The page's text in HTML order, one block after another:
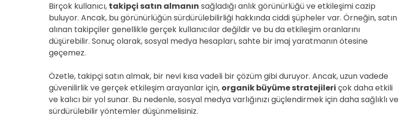
Birçok kullanıcı, takipçi satın almanın sağladığı anlık görünürlüğü ve etkileşimi cazip
buluyor. Ancak, bu görünürlüğün sürdürülebilirliği hakkında ciddi şüpheler var. Örneğin, satın
alınan takipçiler genellikle gerçek kullanıcılar değildir ve bu da etkileşim oranlarını
düşürebilir. Sonuç olarak, sosyal medya hesapları, sahte bir imaj yaratmanın ötesine
geçemez.
Özetle, takipçi satın almak, bir nevi kısa vadeli bir çözüm gibi duruyor. Ancak, uzun vadede
güvenilirlik ve gerçek etkileşim arayanlar için, organik büyüme stratejileri çok daha etkili
ve kalıcı bir yol sunar. Bu nedenle, sosyal medya varlığınızı güçlendirmek için daha sağlıklı ve
sürdürülebilir yöntemler düşünmelisiniz.